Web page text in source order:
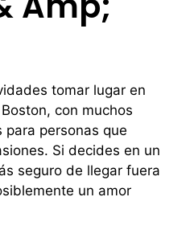
tomar lugar en
con muchos
para personas que
Si decides en un
seguro de llegar fuera
un amor